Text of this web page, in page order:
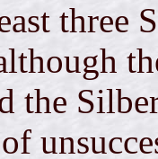
three
the